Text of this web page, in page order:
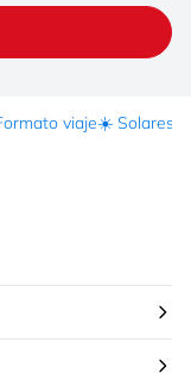
viaje☀️ Solares